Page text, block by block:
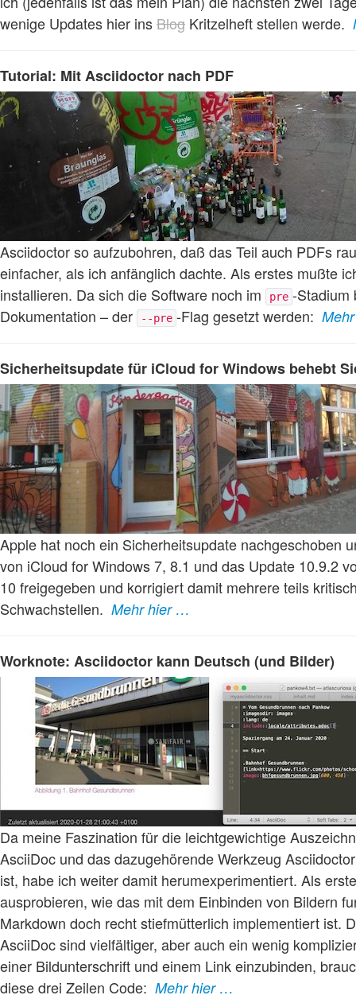
wenige Updates hier insBlog Kritzelheft stellen werde.
Tutorial: Mit Asciidoctor nach PDF
Asciidoctor so aufzubohren, daß das Teil auch PDFs
einfacher, als ich anfänglich dachte. Als erstes mußte
installieren. Da sich die Software noch im
pre -Stadium
Dokumentation – der
--pre -Flag gesetzt werden:
Sicherheitsupdate für iCloud for Windows behebt
Apple hat noch ein Sicherheitsupdate nachgeschoben
von iCloud for Windows 7, 8.1 und das Update 10.9.2
10 freigegeben und korrigiert damit mehrere teils
Schwachstellen. Mehr hier …
Worknote: Asciidoctor kann Deutsch (und Bilder)
Da meine Faszination für die leichtgewichtige
AsciiDoc und das dazugehörende Werkzeug
ist, habe ich weiter damit herumexperimentiert. Als
ausprobieren, wie das mit dem Einbinden von Bildern
Markdown doch recht stiefmütterlich implementiert ist.
AsciiDoc sind vielfältiger, aber auch ein wenig
einer Bildunterschrift und einem Link einzubinden,
diese drei Zeilen Code: Mehr hier …